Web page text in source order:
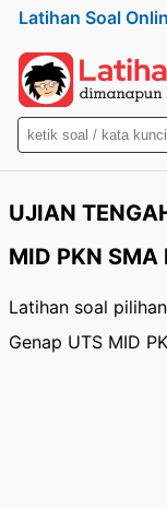
Latihan Soal
UJIAN
MID PKN SMA
Latihan soal
Genap UTS MID